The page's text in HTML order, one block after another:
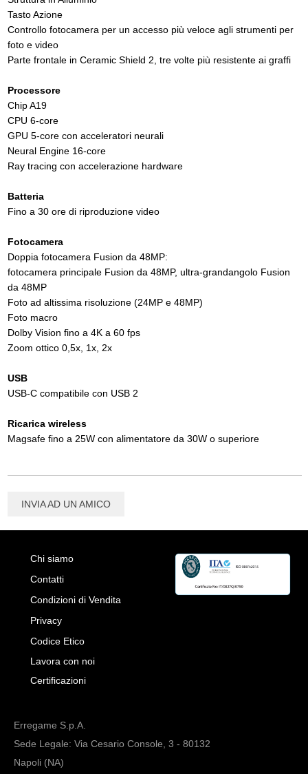
Tasto Azione
Controllo fotocamera per un accesso più veloce agli strumenti per
foto e video
Parte frontale in Ceramic Shield 2, tre volte più resistente ai graffi
Processore
Chip A19
CPU 6-core
GPU 5-core con acceleratori neurali
Neural Engine 16-core
Ray tracing con accelerazione hardware
Batteria
Fino a 30 ore di riproduzione video
Fotocamera
Doppia fotocamera Fusion da 48MP:
fotocamera principale Fusion da 48MP, ultra-grandangolo Fusion
da 48MP
Foto ad altissima risoluzione (24MP e 48MP)
Foto macro
Dolby Vision fino a 4K a 60 fps
Zoom ottico 0,5x, 1x, 2x
USB
USB-C compatibile con USB 2
Ricarica wireless
Magsafe fino a 25W con alimentatore da 30W o superiore
INVIA AD UN AMICO
Chi siamo
Contatti
Condizioni di Vendita
Privacy
Codice Etico
Lavora con noi
Certificazioni
Erregame S.p.A.
Sede Legale: Via Cesario Console, 3 - 80132
Napoli (NA)